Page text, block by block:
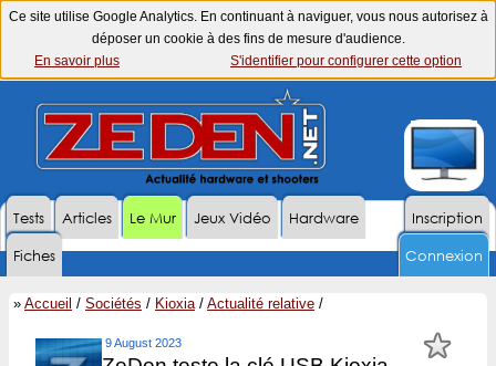
Ce site utilise Google Analytics. En continuant à naviguer, vous nous autorisez à
déposer un cookie à des fins de mesure d'audience.
En savoir plus
S'identifier pour configurer cette option
Inscription
Tests Articles Le Mur Jeux Vidéo
Hardware
Fiches
Connexion
» Accueil / Sociétés / Kioxia/ Actualité relative /
9 August 2023